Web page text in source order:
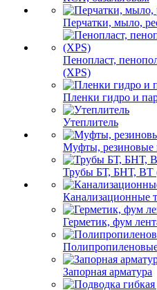
Перчатки, мыло,
Пенопласт,
(XPS)
Пленки гидро и
Утеплитель
Муфты, резиновые
Трубы БТ, БНТ, ВТ
Канализационные
Герметик, фум
Запорная арматура